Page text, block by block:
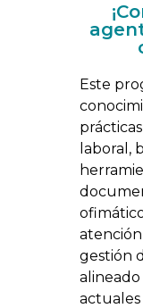
Este
laboral,
gestión
alineado
actuales